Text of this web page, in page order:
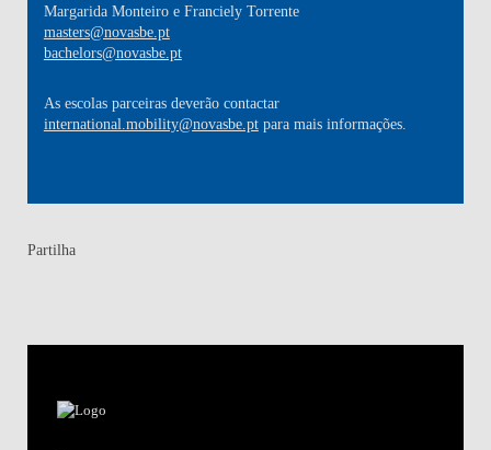
Margarida Monteiro e Franciely Torrente
masters@novasbe.pt
bachelors@novasbe.pt
As escolas parceirasdeverão contactar
international.mobility@novasbe.ptpara mais informações.
Partilha